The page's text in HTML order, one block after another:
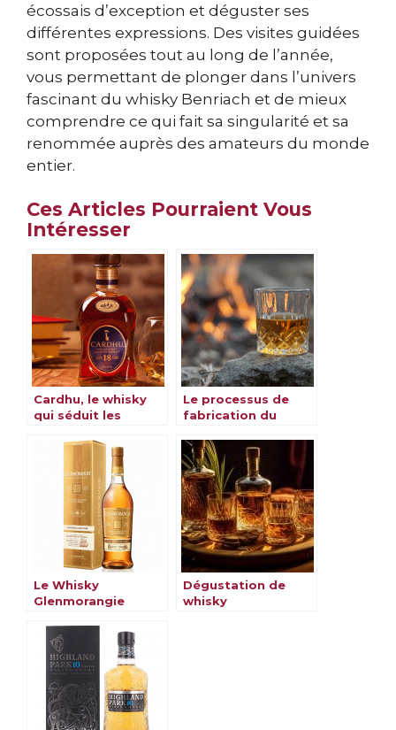
écossais d’exception et déguster ses
différentes expressions. Des visites guidées
sont proposées tout au long de l’année,
vous permettant de plonger dans l’univers
fascinant du whisky Benriach et de mieux
comprendre ce qui fait sa singularité et sa
renommée auprès des amateurs du monde
entier.
Ces Articles Pourraient Vous
Intéresser
Cardhu, le whisky
qui séduit les
entier
Le processus de
fabrication du
Le Whisky
Glenmorangie
Dégustation de
whisky